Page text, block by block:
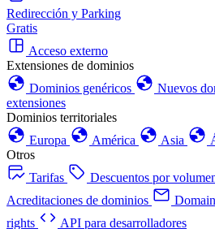
Redirección y Parking
Gratis
Acceso externo
Extensiones de dominios
Dominios genéricos
Nuevos
extensiones
Dominios territoriales
Europa
América Asia
Otros
Tarifas
Descuentos por
Acreditaciones de dominios
rights
API para desarrolladores